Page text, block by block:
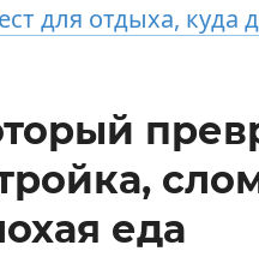
для отдыха, куда
еда